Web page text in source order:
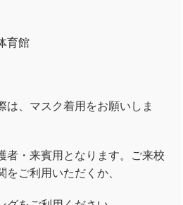
館
、マスク着用をお願いしま
者・来賓用となります。ご来校
ご利用いただくか、